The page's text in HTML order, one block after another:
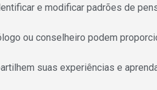
e modificar padrões de
ou conselheiro podem
suas experiências e